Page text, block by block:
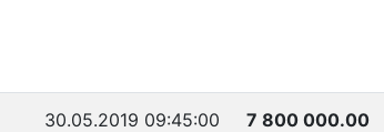
30.05.2019 09:45:00 7 800 000.00